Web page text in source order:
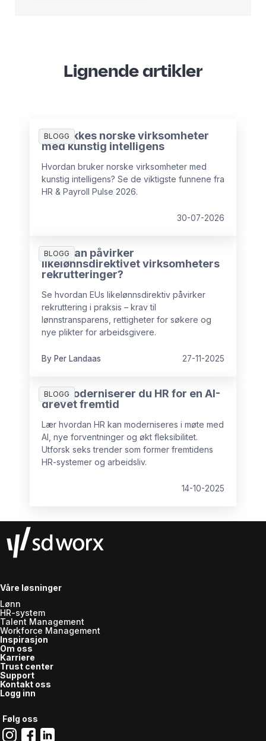
Lignende artikler
BLOGG
Slik lykkes norske virksomheter
med kunstig intelligens
Hvordan bruker norske virksomheter med
kunstig intelligens? Se de viktigste funnene fra
HR & Payroll Pulse 2026.
30-07-2026
BLOGG
Hvordan påvirker
likelønnsdirektivet virksomheters
rekrutteringer?
Se hvordan EUs likelønnsdirektiv påvirker
rekruttering i praksis – krav til
lønnstransparens, rettigheter for søkere og
nye plikter for arbeidsgivere.
By Per Landaas 27-11-2025
BLOGG
Slik moderniserer du HR for en AI-
drevet fremtid
Lær hvordan HR kan moderniseres i møte med
AI, nye forventninger og økt fleksibilitet.
Utforsk seks trender som former fremtidens
HR-systemer og arbeidsliv.
14-10-2025
Våre løsninger
Lønn
HR-system
Talent Management
Workforce Management
Inspirasjon
Om oss
Karriere
Trust center
Support
Kontakt oss
Logg inn
Følg oss